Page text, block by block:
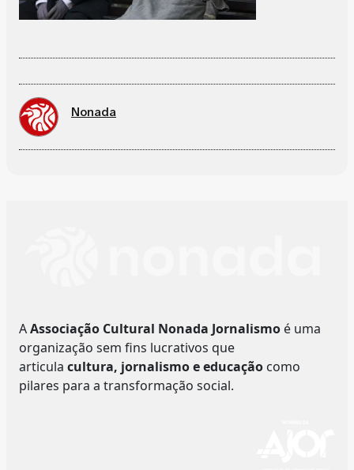
Nonada
AAssociação Cultural Nonada Jornalismo é uma
organização sem fins lucrativos que
articula cultura, jornalismo e educação como
pilares para a transformação social.